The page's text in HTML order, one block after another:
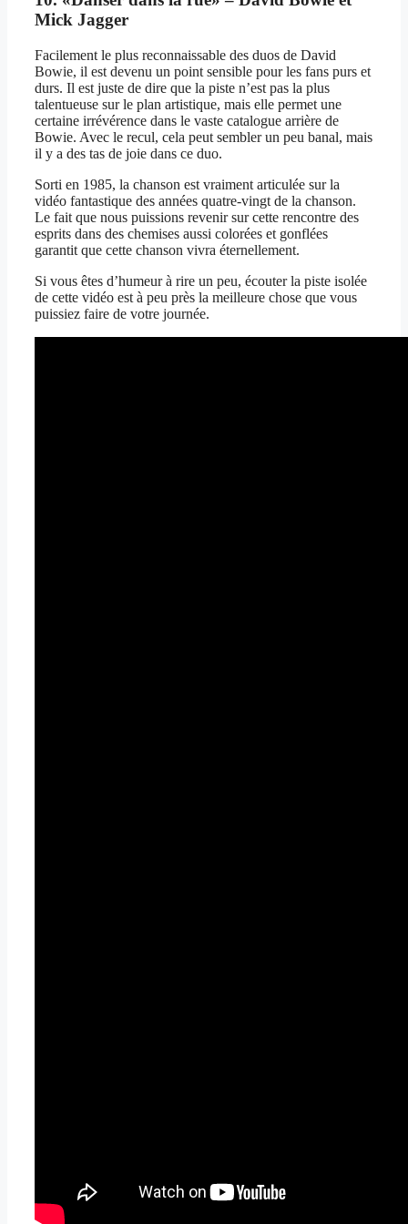
Mick Jagger
Facilement le plus reconnaissable des duos de David
Bowie, il est devenu un point sensible pour les fans purs et
durs. Il est juste de dire que la piste n’est pas la plus
talentueuse sur le plan artistique, mais elle permet une
certaine irrévérence dans le vaste catalogue arrière de
Bowie. Avec le recul, cela peut sembler un peu banal, mais
il y a des tas de joie dans ce duo.
Sorti en 1985, la chanson est vraiment articulée sur la
vidéo fantastique des années quatre-vingt de la chanson.
Le fait que nous puissions revenir sur cette rencontre des
esprits dans des chemises aussi colorées et gonflées
garantit que cette chanson vivra éternellement.
Si vous êtes d’humeur à rire un peu, écouter la piste isolée
de cette vidéo est à peu près la meilleure chose que vous
puissiez faire de votre journée.